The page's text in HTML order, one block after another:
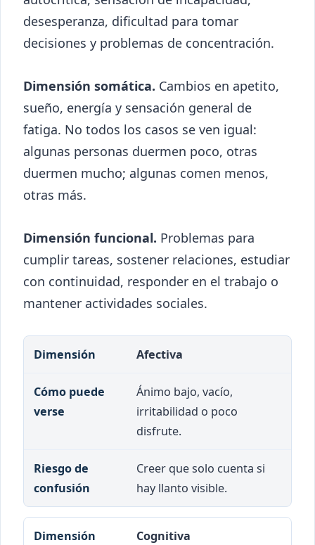
desesperanza, dificultad para tomar
decisiones y problemas de concentración.
Dimensión somática. Cambios en apetito,
sueño, energía y sensación general de
fatiga. No todos los casos se ven igual:
algunas personas duermen poco, otras
duermen mucho; algunas comen menos,
otras más.
Dimensión funcional. Problemas para
cumplir tareas, sostener relaciones, estudiar
con continuidad, responder en el trabajo o
mantener actividades sociales.
Dimensión Cómo puede verse
Afectiva
Ánimo bajo, vacío,
irritabilidad o poco
disfrute.
Creer que solo cuenta si
hay llanto visible.
Cognitiva